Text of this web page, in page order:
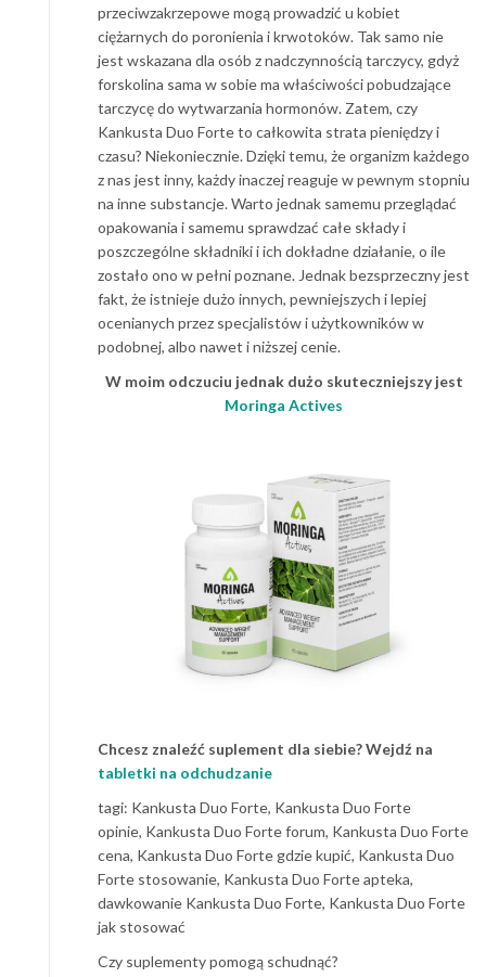
przeciwzakrzepowe mogą prowadzić u kobiet
ciężarnych do poronienia i krwotoków. Tak samo nie
jest wskazana dla osób z nadczynnością tarczycy, gdyż
forskolina sama w sobie ma właściwości pobudzające
tarczycę do wytwarzania hormonów. Zatem, czy
Kankusta Duo Forte to całkowita strata pieniędzy i
czasu? Niekoniecznie. Dzięki temu, że organizm każdego
z nas jest inny, każdy inaczej reaguje w pewnym stopniu
na inne substancje. Warto jednak samemu przeglądać
opakowania i samemu sprawdzać całe składy i
poszczególne składniki i ich dokładne działanie, o ile
zostało ono w pełni poznane. Jednak bezsprzeczny jest
fakt, że istnieje dużo innych, pewniejszych i lepiej
ocenianych przez specjalistów i użytkowników w
podobnej, albo nawet i niższej cenie.
W moim odczuciu jednak dużo skuteczniejszy jest
Moringa Actives
Chcesz znaleźć suplement dla siebie? Wejdź na
tabletki na odchudzanie
tagi: Kankusta Duo Forte, Kankusta Duo Forte
opinie, Kankusta Duo Forte forum, Kankusta Duo Forte
cena, Kankusta Duo Forte gdzie kupić, Kankusta Duo
Forte stosowanie, Kankusta Duo Forte apteka,
dawkowanie Kankusta Duo Forte, Kankusta Duo Forte
jak stosować
Czy suplementy pomogą schudnąć?